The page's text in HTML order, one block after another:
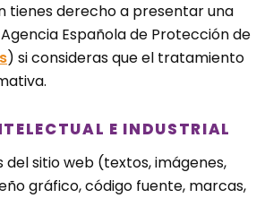
tienes derecho a presentar una
Española de Protección de
) si consideras que el tratamiento
E INDUSTRIAL
del sitio web (textos, imágenes,
gráfico, código fuente, marcas,